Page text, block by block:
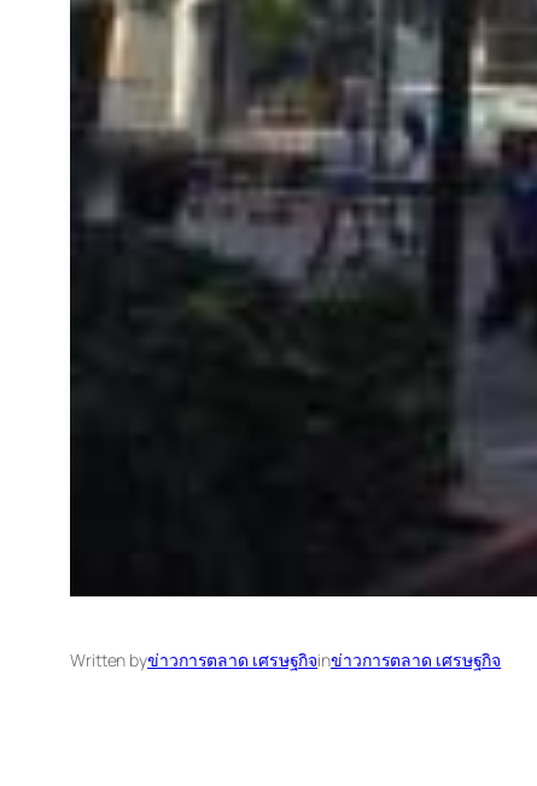
Written byข่าวการตลาด เศรษฐกิจinข่าวการตลาด เศรษฐกิจ